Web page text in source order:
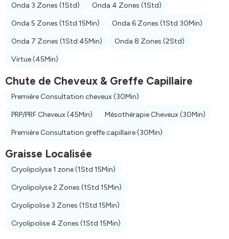
Onda 3 Zones (1Std) Onda 4 Zones (1Std)
Onda 5 Zones (1Std 15Min) Onda 6 Zones (1Std 30Min)
Onda 7 Zones (1Std 45Min) Onda 8 Zones (2Std)
Virtue(45Min)
Chute de Cheveux & Greffe Capillaire
Première Consultation cheveux(30Min)
PRP/PRF Cheveux(45Min) Mésothérapie Cheveux(30Min)
Première Consultation greffe capillaire(30Min)
Graisse Localisée
Cryolipolyse 1 zone(1Std 15Min)
Cryolipolyse 2 Zones (1Std 15Min)
Cryolipolise 3 Zones (1Std 15Min)
Cryolipolise 4 Zones (1Std 15Min)